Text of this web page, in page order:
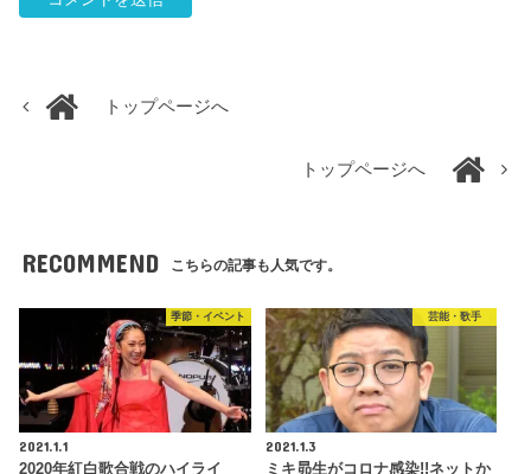
トップページへ
トップページへ
RECOMMEND こちらの記事も人気です。
季節・イベント
2021.1.1
2020年紅白歌合戦のハイライ
芸能・歌手
2021.1.3
ミキ昴生がコロナ感染!!ネットか